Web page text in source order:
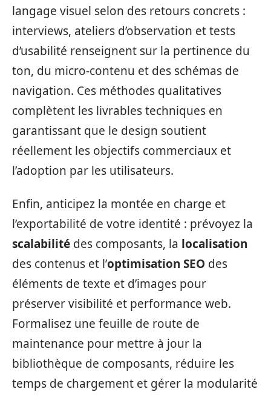
langage visuel selon des retours concrets :
interviews, ateliers d’observation et tests
d’usabilité renseignent sur la pertinence du
ton, du micro-contenu et des schémas de
navigation. Ces méthodes qualitatives
complètent les livrables techniques en
garantissant que le design soutient
réellement les objectifs commerciaux et
l’adoption par les utilisateurs.
Enfin, anticipez la montée en charge et
l’exportabilité de votre identité : prévoyez la
scalabilité des composants, la localisation
des contenus et l’optimisation SEO des
éléments de texte et d’images pour
préserver visibilité et performance web.
Formalisez une feuille de route de
maintenance pour mettre à jour la
bibliothèque de composants, réduire les
temps de chargement et gérer la modularité